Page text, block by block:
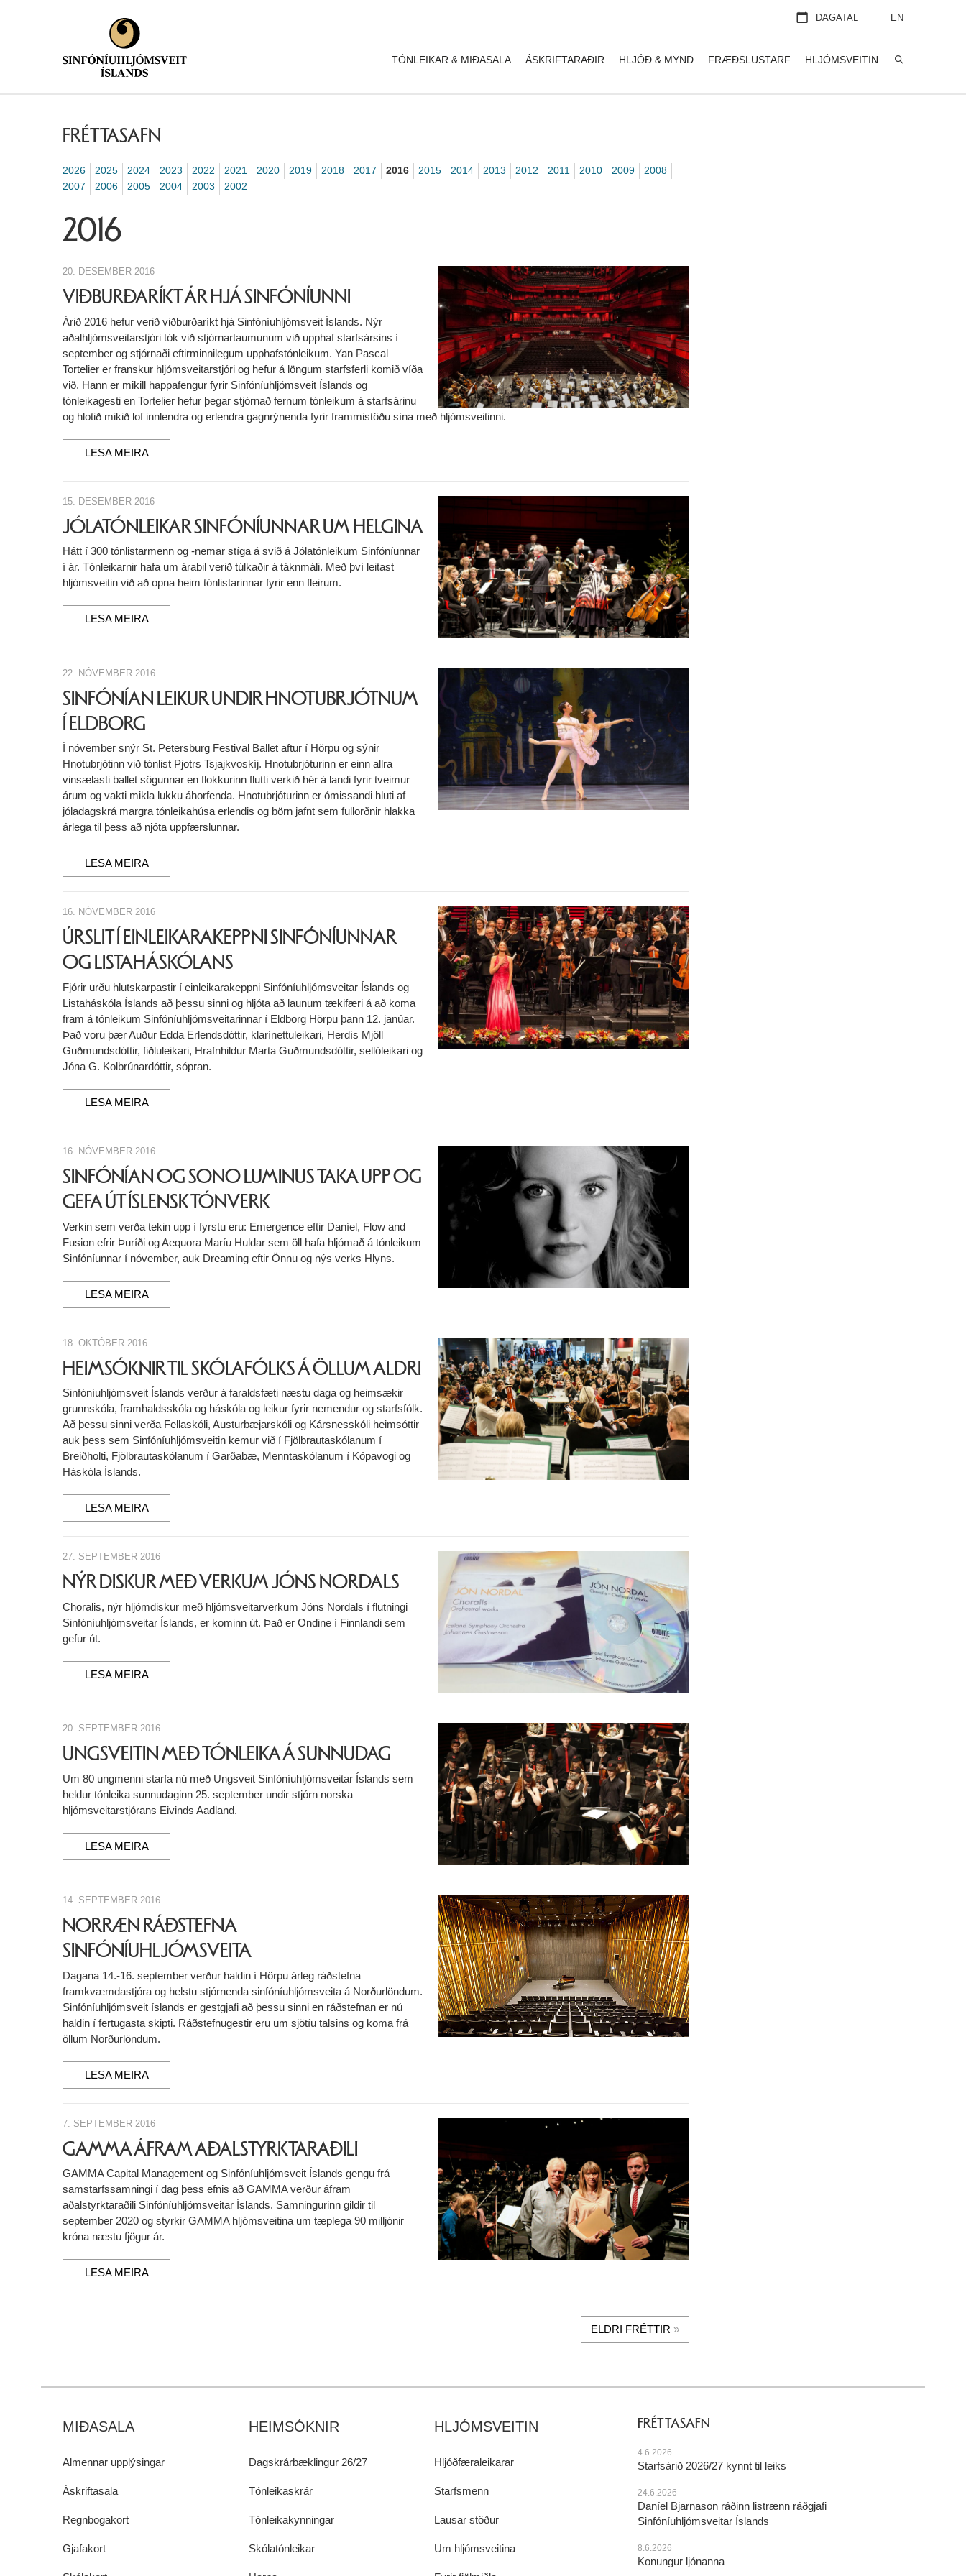
FRÉTTASAFN
2026 2025 2024 2023 2022 2021 2020 2019 2018 2017 2016 2015 2014 2013 2012 2011 2010 2009
2008
2007
2006 2005 2004 2003 2002
2016
20. DESEMBER 2016
VIÐBURÐARÍKT ÁR HJÁ SINFÓNÍUNNI
Árið 2016 hefur verið viðburðaríkt hjá Sinfóníuhljómsveit Íslands. Nýr
aðalhljómsveitarstjóri tók við stjórnartaumunum við upphaf starfsársins í
september og stjórnaði eftirminnilegum upphafstónleikum. Yan Pascal
Tortelier er franskur hljómsveitarstjóri og hefur á löngum starfsferli komið víða
við. Hann er mikill happafengur fyrir Sinfóníuhljómsveit Íslands og
tónleikagesti en Tortelier hefur þegar stjórnað fernum tónleikum á starfsárinu
og hlotið mikið lof innlendra og erlendra gagnrýnenda fyrir frammistöðu sína með hljómsveitinni.
LESA MEIRA
15. DESEMBER 2016
JÓLATÓNLEIKAR SINFÓNÍUNNAR UM HELGINA
Hátt í 300 tónlistarmenn og -nemar stíga á svið á Jólatónleikum Sinfóníunnar
í ár. Tónleikarnir hafa um árabil verið túlkaðir á táknmáli. Með því leitast
hljómsveitin við að opna heim tónlistarinnar fyrir enn fleirum.
LESA MEIRA
22. NÓVEMBER 2016
SINFÓNÍAN LEIKUR UNDIR HNOTUBRJÓTNUM
Í ELDBORG
Í nóvember snýr St. Petersburg Festival Ballet aftur í Hörpu og sýnir
Hnotubrjótinn við tónlist Pjotrs Tsjajkvoskíj. Hnotubrjóturinn er einn allra
vinsælasti ballet sögunnar en flokkurinn flutti verkið hér á landi fyrir tveimur
árum og vakti mikla lukku áhorfenda. Hnotubrjóturinn er ómissandi hluti af
jóladagskrá margra tónleikahúsa erlendis og börn jafnt sem fullorðnir hlakka
árlega til þess að njóta uppfærslunnar.
LESA MEIRA
16. NÓVEMBER 2016
ÚRSLIT Í EINLEIKARAKEPPNI SINFÓNÍUNNAR
OG LISTAHÁSKÓLANS
Fjórir urðu hlutskarpastir í einleikarakeppni Sinfóníuhljómsveitar Íslands og
Listaháskóla Íslands að þessu sinni og hljóta að launum tækifæri á að koma
fram á tónleikum Sinfóníuhljómsveitarinnar í Eldborg Hörpu þann 12. janúar.
Það voru þær Auður Edda Erlendsdóttir, klarínettuleikari, Herdís Mjöll
Guðmundsdóttir, fiðluleikari, Hrafnhildur Marta Guðmundsdóttir, sellóleikari og
Jóna G. Kolbrúnardóttir, sópran.
LESA MEIRA
16. NÓVEMBER 2016
SINFÓNÍAN OG SONO LUMINUS TAKA UPP OG
GEFA ÚT ÍSLENSK TÓNVERK
Verkin sem verða tekin upp í fyrstu eru: Emergence eftir Daníel, Flow and
Fusion efrir Þuríði og Aequora Maríu Huldar sem öll hafa hljómað á tónleikum
Sinfóníunnar í nóvember, auk Dreaming eftir Önnu og nýs verks Hlyns.
LESA MEIRA
18. OKTÓBER 2016
HEIMSÓKNIR TIL SKÓLAFÓLKS Á ÖLLUM ALDRI
Sinfóníuhljómsveit Íslands verður á faraldsfæti næstu daga og heimsækir
grunnskóla, framhaldsskóla og háskóla og leikur fyrir nemendur og starfsfólk.
Að þessu sinni verða Fellaskóli, Austurbæjarskóli og Kársnesskóli heimsóttir
auk þess sem Sinfóníuhljómsveitin kemur við í Fjölbrautaskólanum í
Breiðholti, Fjölbrautaskólanum í Garðabæ, Menntaskólanum í Kópavogi og
Háskóla Íslands.
LESA MEIRA
27. SEPTEMBER 2016
NÝR DISKUR MEÐ VERKUM JÓNS NORDALS
Choralis, nýr hljómdiskur með hljómsveitarverkum Jóns Nordals í flutningi
Sinfóníuhljómsveitar Íslands, er kominn út. Það er Ondine í Finnlandi sem
gefur út.
LESA MEIRA
20. SEPTEMBER 2016
UNGSVEITIN MEÐ TÓNLEIKA Á SUNNUDAG
Um 80 ungmenni starfa nú með Ungsveit Sinfóníuhljómsveitar Íslands sem
heldur tónleika sunnudaginn 25. september undir stjórn norska
hljómsveitarstjórans Eivinds Aadland.
LESA MEIRA
14. SEPTEMBER 2016
NORRÆN RÁÐSTEFNA
SINFÓNÍUHLJÓMSVEITA
Dagana 14.-16. september verður haldin í Hörpu árleg ráðstefna
framkvæmdastjóra og helstu stjórnenda sinfóníuhljómsveita á Norðurlöndum.
Sinfóníuhljómsveit íslands er gestgjafi að þessu sinni en ráðstefnan er nú
haldin í fertugasta skipti. Ráðstefnugestir eru um sjötíu talsins og koma frá
öllum Norðurlöndum.
LESA MEIRA
7. SEPTEMBER 2016
GAMMA ÁFRAM AÐALSTYRKTARAÐILI
GAMMA Capital Management og Sinfóníuhljómsveit Íslands gengu frá
samstarfssamningi í dag þess efnis að GAMMA verður áfram
aðalstyrktaraðili Sinfóníuhljómsveitar Íslands. Samningurinn gildir til
september 2020 og styrkir GAMMA hljómsveitina um tæplega 90 milljónir
króna næstu fjögur ár.
LESA MEIRA
ELDRI FRÉTTIR
MIÐASALA
Almennar upplýsingar
Áskriftasala
Regnbogakort
Gjafakort
HEIMSÓKNIR
Dagskrárbæklingur 26/27
Tónleikaskrár
Tónleikakynningar
Skólatónleikar
HLJÓMSVEITIN
Hljóðfæraleikarar
Starfsmenn
Lausar stöður
Um hljómsveitina
FRÉTTASAFN
4.6.2026
Starfsárið 2026/27 kynnt til leiks
24.6.2026
Daníel Bjarnason ráðinn listrænn ráðgjafi
Sinfóníuhljómsveitar Íslands
8.6.2026
Konungur ljónanna
TÓNLEIKAR & MIÐASALA ÁSKRIFTARAÐIR HLJÓÐ & MYND FRÆÐSLUSTARF HLJÓMSVEITIN
EN
DAGATAL